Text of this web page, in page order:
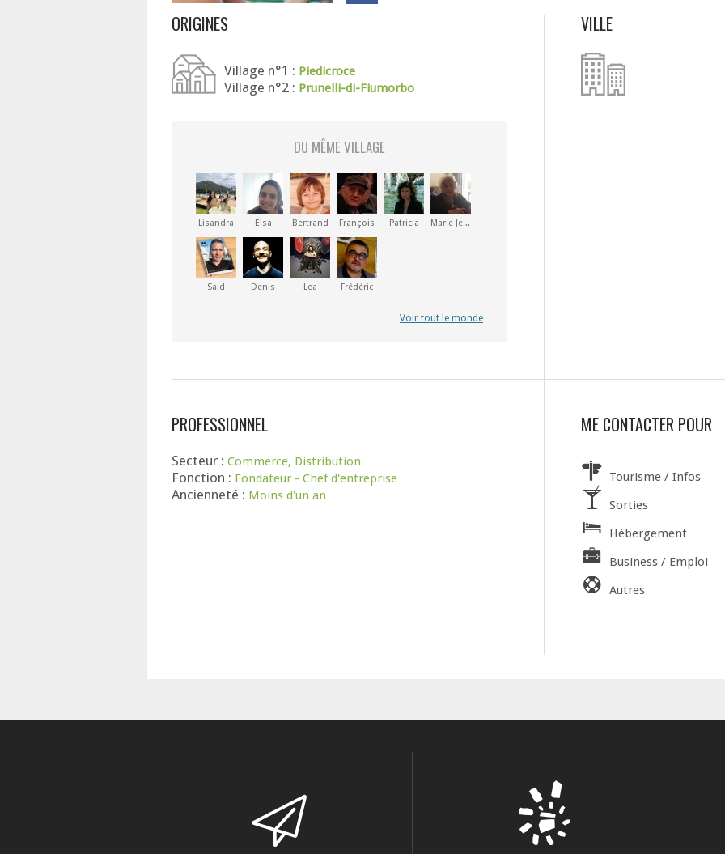
ORIGINES
Village n°1 : Piedicroce
Village n°2 : Prunelli-di-Fiumorbo
DU MÊME VILLAGE
Lisandra Elsa Bertrand François Patricia Marie Jeanne
Said Denis Lea Frédéric
Voir tout le monde
VILLE
PROFESSIONNEL
Secteur : Commerce, Distribution
Fonction : Fondateur - Chef d'entreprise
Ancienneté : Moins d'un an
ME CONTACTER POUR
Tourisme / Infos
Sorties
Hébergement
Business / Emploi
Autres